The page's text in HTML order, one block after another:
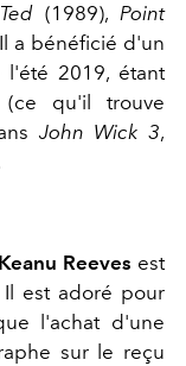
(1989), Point
a bénéficié d'un
2019, étant
(ce qu'il trouve
John Wick 3,
Keanu Reeves est
est adoré pour
l'achat d'une
sur le reçu